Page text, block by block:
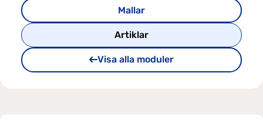
Mallar
Artiklar
Visa alla moduler